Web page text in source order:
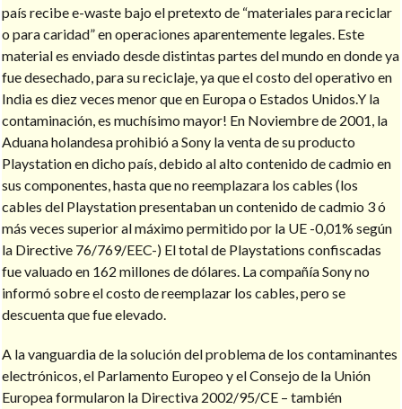
país recibe e-waste bajo el pretexto de “materiales para reciclar
o para caridad” en operaciones aparentemente legales. Este
material es enviado desde distintas partes del mundo en donde ya
fue desechado, para su reciclaje, ya que el costo del operativo en
India es diez veces menor que en Europa o Estados Unidos.Y la
contaminación, es muchísimo mayor! En Noviembre de 2001, la
Aduana holandesa prohibió a Sony la venta de su producto
Playstation en dicho país, debido al alto contenido de cadmio en
sus componentes, hasta que no reemplazara los cables (los
cables del Playstation presentaban un contenido de cadmio 3 ó
más veces superior al máximo permitido por la UE -0,01% según
la Directive 76/769/EEC-) El total de Playstations confiscadas
fue valuado en 162 millones de dólares. La compañía Sony no
informó sobre el costo de reemplazar los cables, pero se
descuenta que fue elevado.
A la vanguardia de la solución del problema de los contaminantes
electrónicos, el Parlamento Europeo y el Consejo de la Unión
Europea formularon la Directiva 2002/95/CE – también